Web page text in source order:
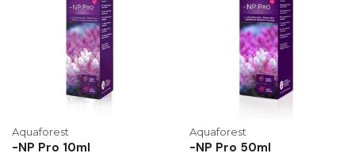
Aquaforest
-NP Pro 10ml
Aquaforest
-NP Pro 50ml